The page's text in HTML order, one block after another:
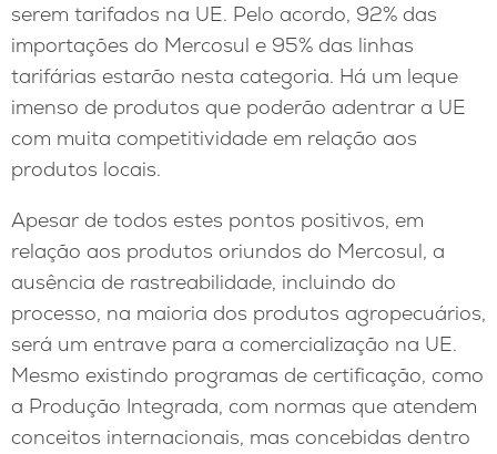
serem tarifados na UE. Pelo acordo, 92% das
importações do Mercosul e 95% das linhas
tarifárias estarão nesta categoria. Há um leque
imenso de produtos que poderão adentrar a UE
com muita competitividade em relação aos
produtos locais.
Apesar de todos estes pontos positivos, em
relação aos produtos oriundos do Mercosul, a
ausência de rastreabilidade, incluindo do
processo, na maioria dos produtos agropecuários,
será um entrave para a comercialização na UE.
Mesmo existindo programas de certificação, como
a Produção Integrada, com normas que atendem
conceitos internacionais, mas concebidas dentro